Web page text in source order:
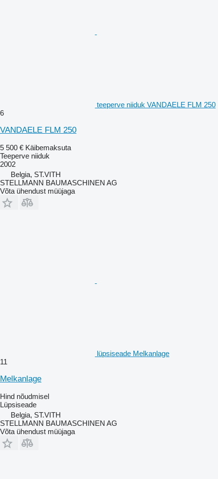
teeperve niiduk VANDAELE FLM 250
6
VANDAELE FLM 250
5 500 € Käibemaksuta
Teeperve niiduk
2002
Belgia, ST.VITH
STELLMANN BAUMASCHINEN AG
Võta ühendust müüjaga
lüpsiseade Melkanlage
11
Melkanlage
Hind nõudmisel
Lüpsiseade
Belgia, ST.VITH
STELLMANN BAUMASCHINEN AG
Võta ühendust müüjaga